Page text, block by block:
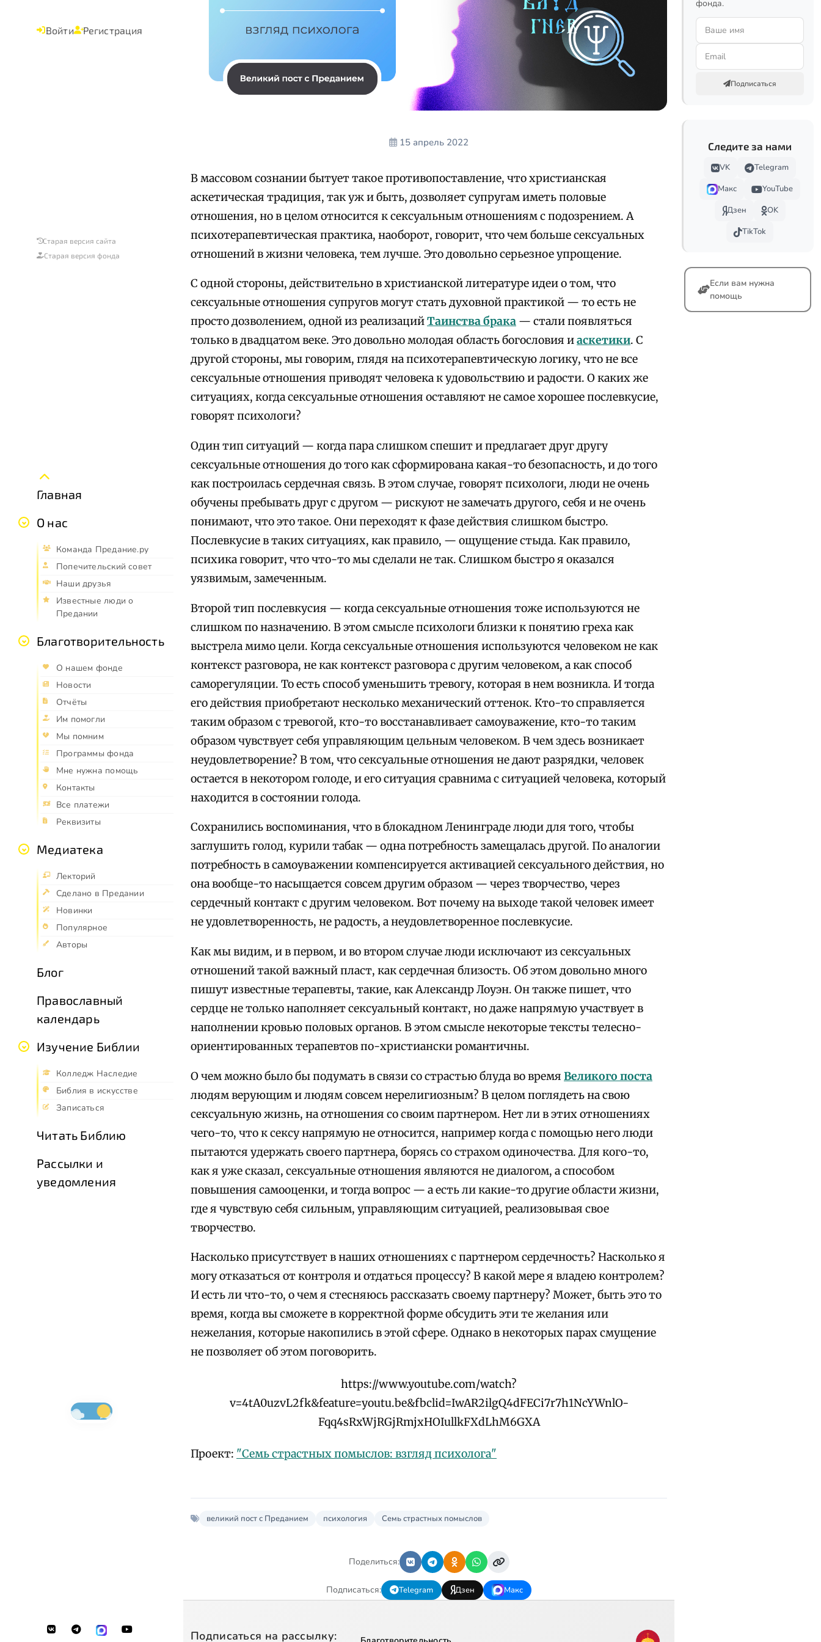
Войти Регистрация
Старая версия сайта
Старая версия фонда
Главная
О нас
Команда Предание.ру
Попечительский совет
Наши друзья
Известные люди о
Предании
Благотворительность
О нашем фонде
Новости
Отчёты
Им помогли
Мы помним
Программы фонда
Мне нужна помощь
Контакты
Все платежи
Реквизиты
Медиатека
Лекторий
Сделано в Предании
Новинки
Популярное
Авторы
Блог
Православный
календарь
Изучение Библии
Колледж Наследие
Библия в искусстве
Записаться
Читать Библию
Рассылки и
уведомления
15 апрель 2022
В массовом сознании бытует такое противопоставление, что христианская
аскетическая традиция, так уж и быть, дозволяет супругам иметь половые
отношения, но в целом относится к сексуальным отношениям с подозрением. А
психотерапевтическая практика, наоборот, говорит, что чем больше сексуальных
отношений в жизни человека, тем лучше. Это довольно серьезное упрощение.
С одной стороны, действительно в христианской литературе идеи о том, что
сексуальные отношения супругов могут стать духовной практикой — то есть не
просто дозволением, одной из реализацийТаинства брака — стали появляться
только в двадцатом веке. Это довольно молодая область богословия иаскетики. С
другой стороны, мы говорим, глядя на психотерапевтическую логику, что не все
сексуальные отношения приводят человека к удовольствию и радости. О каких же
ситуациях, когда сексуальные отношения оставляют не самое хорошее послевкусие,
говорят психологи?
Один тип ситуаций — когда пара слишком спешит и предлагает друг другу
сексуальные отношения до того как сформирована какая-то безопасность, и до того
как построилась сердечная связь. В этом случае, говорят психологи, люди не очень
обучены пребывать друг с другом — рискуют не замечать другого, себя и не очень
понимают, что это такое. Они переходят к фазе действия слишком быстро.
Послевкусие в таких ситуациях, как правило, — ощущение стыда. Как правило,
психика говорит, что что-то мы сделали не так. Слишком быстро я оказался
уязвимым, замеченным.
Второй тип послевкусия — когда сексуальные отношения тоже используются не
слишком по назначению. В этом смысле психологи близки к понятию греха как
выстрела мимо цели. Когда сексуальные отношения используются человеком не как
контекст разговора, не как контекст разговора с другим человеком, а как способ
саморегуляции. То есть способ уменьшить тревогу, которая в нем возникла. И тогда
его действия приобретают несколько механический оттенок. Кто-то справляется
таким образом с тревогой, кто-то восстанавливает самоуважение, кто-то таким
образом чувствует себя управляющим цельным человеком. В чем здесь возникает
неудовлетворение? В том, что сексуальные отношения не дают разрядки, человек
остается в некотором голоде, и его ситуация сравнима с ситуацией человека, который
находится в состоянии голода.
Сохранились воспоминания, что в блокадном Ленинграде люди для того, чтобы
заглушить голод, курили табак — одна потребность замещалась другой. По аналогии
потребность в самоуважении компенсируется активацией сексуального действия, но
она вообще-то насыщается совсем другим образом — через творчество, через
сердечный контакт с другим человеком. Вот почему на выходе такой человек имеет
не удовлетворенность, не радость, а неудовлетворенное послевкусие.
Как мы видим, и в первом, и во втором случае люди исключают из сексуальных
отношений такой важный пласт, как сердечная близость. Об этом довольно много
пишут известные терапевты, такие, как Александр Лоуэн. Он также пишет, что
сердце не только наполняет сексуальный контакт, но даже напрямую участвует в
наполнении кровью половых органов. В этом смысле некоторые тексты телесно-
ориентированных терапевтов по-христиански романтичны.
О чем можно было бы подумать в связи со страстью блуда во время Великого поста
людям верующим и людям совсем нерелигиозным? В целом поглядеть на свою
сексуальную жизнь, на отношения со своим партнером. Нет ли в этих отношениях
чего-то, что к сексу напрямую не относится, например когда с помощью него люди
пытаются удержать своего партнера, борясь со страхом одиночества. Для кого-то,
как я уже сказал, сексуальные отношения являются не диалогом, а способом
повышения самооценки, и тогда вопрос — а есть ли какие-то другие области жизни,
где я чувствую себя сильным, управляющим ситуацией, реализовывая свое
творчество.
Насколько присутствует в наших отношениях с партнером сердечность? Насколько я
могу отказаться от контроля и отдаться процессу? В какой мере я владею контролем?
И есть ли что-то, о чем я стесняюсь рассказать своему партнеру? Может, быть это то
время, когда вы сможете в корректной форме обсудить эти те желания или
нежелания, которые накопились в этой сфере. Однако в некоторых парах смущение
не позволяет об этом поговорить.
https://www.youtube.com/watch?
v=4tA0uzvL2fk&feature=youtu.be&fbclid=IwAR2ilgQ4dFECi7r7h1NcYWnlO-
Fqq4sRxWjRGjRmjxHOIullkFXdLhM6GXA
Проект: "Семь страстных помыслов: взгляд психолога"
великий пост с Преданием психология Семь страстных помыслов
Поделиться:
Подписаться: Telegram Дзен Макс
Подписаться на рассылку:
фонда.
Подписаться
Следите за нами
VK
Telegram
Макс
YouTube
Дзен
OK
TikTok
Если вам нужна
помощь